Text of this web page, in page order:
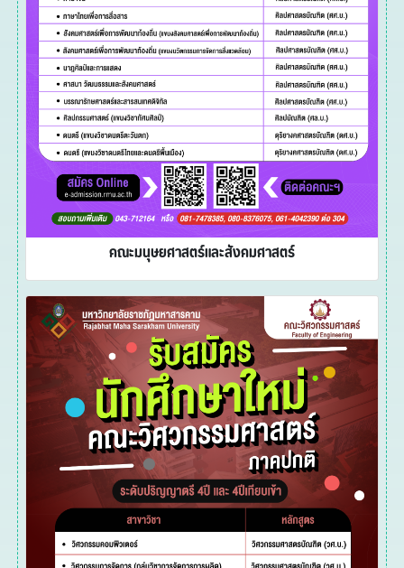
คณะมนุษยศาสตร์และสังคมศาสตร์